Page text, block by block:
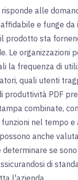
alle
e funge da
prodotto sta
Le organizzazioni
la frequenza di
quali utenti
produttività PDF
combinate,
nel tempo e
anche
determinare se
di